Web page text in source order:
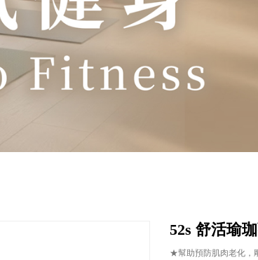
52s 舒活瑜
★幫助預防肌肉老化，